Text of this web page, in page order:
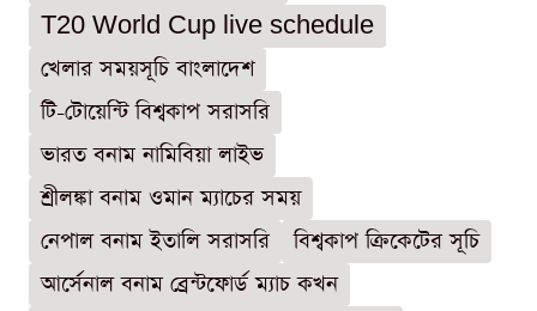
T20 World Cup live schedule
খেলার সময়সূচি বাংলাদেশ
টি-টোয়েন্টি বিশ্বকাপ সরাসরি
ভারত বনাম নামিবিয়া লাইভ
শ্রীলঙ্কা বনাম ওমান ম্যাচের সময়
নেপাল বনাম ইতালি সরাসরি
বিশ্বকাপ ক্রিকেটের সূচি
আর্সেনাল বনাম ব্রেন্টফোর্ড ম্যাচ কখন